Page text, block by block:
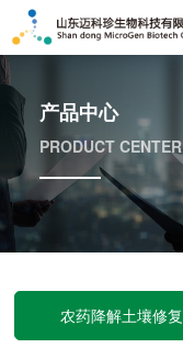
产品中心
PRODUCT CENTER
农药降解土壤修